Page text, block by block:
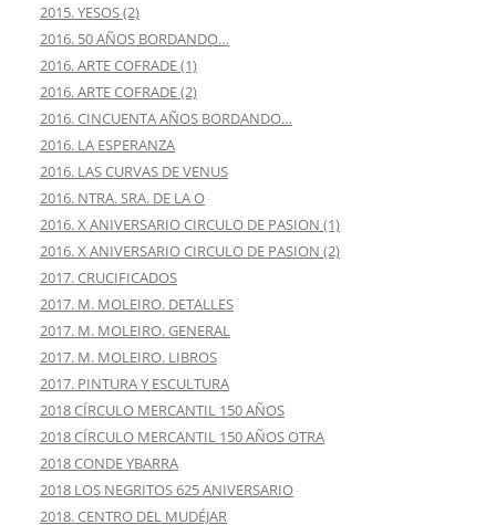
2015. YESOS (2)
2016. 50 AÑOS BORDANDO…
2016. ARTE COFRADE (1)
2016. ARTE COFRADE (2)
2016. CINCUENTA AÑOS BORDANDO…
2016. LA ESPERANZA
2016. LAS CURVAS DE VENUS
2016. NTRA. SRA. DE LA O
2016. X ANIVERSARIO CIRCULO DE PASION (1)
2016. X ANIVERSARIO CIRCULO DE PASION (2)
2017. CRUCIFICADOS
2017. M. MOLEIRO. DETALLES
2017. M. MOLEIRO. GENERAL
2017. M. MOLEIRO. LIBROS
2017. PINTURA Y ESCULTURA
2018 CÍRCULO MERCANTIL 150 AÑOS
2018 CÍRCULO MERCANTIL 150 AÑOS OTRA
2018 CONDE YBARRA
2018 LOS NEGRITOS 625 ANIVERSARIO
2018. CENTRO DEL MUDÉJAR